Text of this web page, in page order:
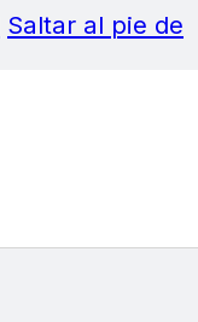
Saltar al pie de